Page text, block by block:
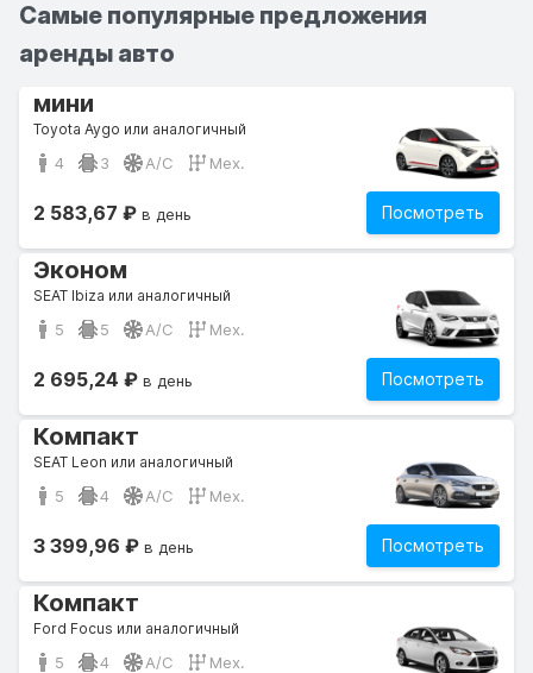
Самые популярные предложения
аренды авто
мини
Toyota Aygo или аналогичный
4 3 A/C Мех.
Посмотреть
2 583,67 ₽ в день
Эконом
SEAT Ibiza или аналогичный
5 5 A/C Мех.
Посмотреть
2 695,24 ₽ в день
Компакт
SEAT Leon или аналогичный
5 4 A/C Мех.
Посмотреть
3 399,96 ₽ в день
Компакт
Ford Focus или аналогичный
5 4 A/C Мех.